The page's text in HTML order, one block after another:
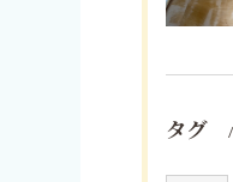
タグ